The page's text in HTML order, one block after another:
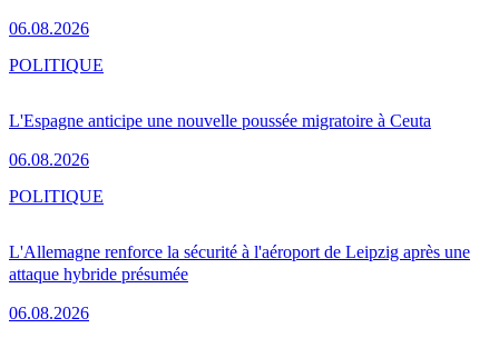
06.08.2026
L'Espagne anticipe une nouvelle poussée migratoire à Ceuta
06.08.2026
POLITIQUE
L'Allemagne renforce la sécurité à l'aéroport de Leipzig après une
attaque hybride présumée
06.08.2026
POLITIQUE